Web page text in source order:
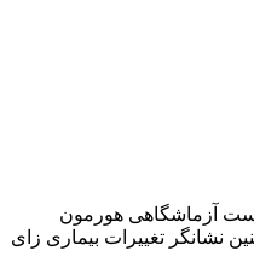
معین میگردد. تست آزماشگاهی هورمون
نشانگر تغییرات بیماری زای